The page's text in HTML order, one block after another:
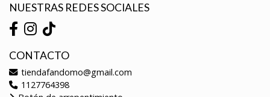
NUESTRAS REDES SOCIALES
CONTACTO
tiendafandomo@gmail.com
1127764398